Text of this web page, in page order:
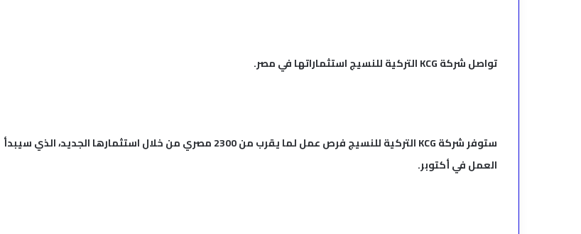
تواصل شركة KCG التركية للنسيج استثماراتها في مصر.
ستوفر شركة KCG التركية للنسيج فرص عمل لما يقرب من 2300 مصري من خلال استثمارها الجديد، الذي سيبدأ
العمل في أكتوبر.